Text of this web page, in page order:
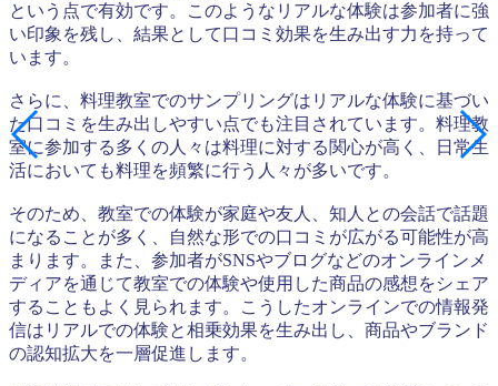
という点で有効です。このようなリアルな体験は参加者に強
い印象を残し、結果として口コミ効果を生み出す力を持って
います。
さらに、料理教室でのサンプリングはリアルな体験に基づい
た口コミを生み出しやすい点でも注目されています。料理教
室に参加する多くの人々は料理に対する関心が高く、日常生
活においても料理を頻繁に行う人々が多いです。
そのため、教室での体験が家庭や友人、知人との会話で話題
になることが多く、自然な形での口コミが広がる可能性が高
まります。また、参加者がSNSやブログなどのオンラインメ
ディアを通じて教室での体験や使用した商品の感想をシェア
することもよく見られます。こうしたオンラインでの情報発
信はリアルでの体験と相乗効果を生み出し、商品やブランド
の認知拡大を一層促進します。